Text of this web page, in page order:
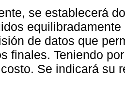
se establecerá
de datos que
finales. Teniendo
Se indicará su